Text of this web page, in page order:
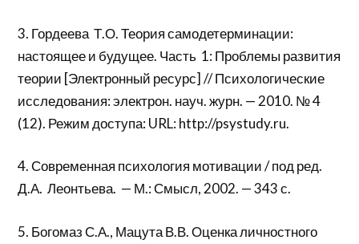
3. Гордеева Т.О. Теория самодетерминации:
настоящее и будущее. Часть 1: Проблемы развития
теории [Электронный ресурс] // Психологические
исследования: электрон. науч. журн. — 2010. № 4
(12). Режим доступа: URL: http://psystudy.ru.
4. Современная психология мотивации / под ред.
Д.А. Леонтьева. — М.: Смысл, 2002. — 343 с.
5. Богомаз С.А., Мацута В.В. Оценка личностного